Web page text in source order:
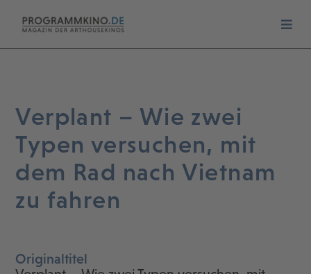
Verplant – Wie zwei
Typen versuchen, mit
dem Rad nach Vietnam
zu fahren
Originaltitel